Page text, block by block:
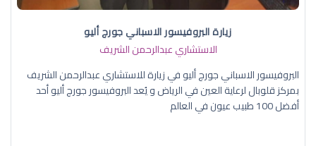
زيارة البروفيسور الاسباني جورج أليو
الاستشاري عبدالرحمن الشريف
البروفيسور الاسباني جورج أليو في زيارة للاستشاري عبدالرحمن الشريف
بمركز قلوبال لرعاية العين في الرياض و يُعد البروفيسور جورج أليو أحد
أفضل 100 طبيب عيون في العالم